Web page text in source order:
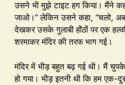
उसने भी मुझे टाइट हग किया। मैंने
जाओ।” लेकिन उसने कहा, “चलो,
देखकर उसके गुलाबी होंठों पर एक
शरमाकर मंदिर की तरफ भाग गई।
मंदिर में भीड़ बहुत बढ़ गई थी। मैं
हो गया। भीड़ इतनी थी कि हम